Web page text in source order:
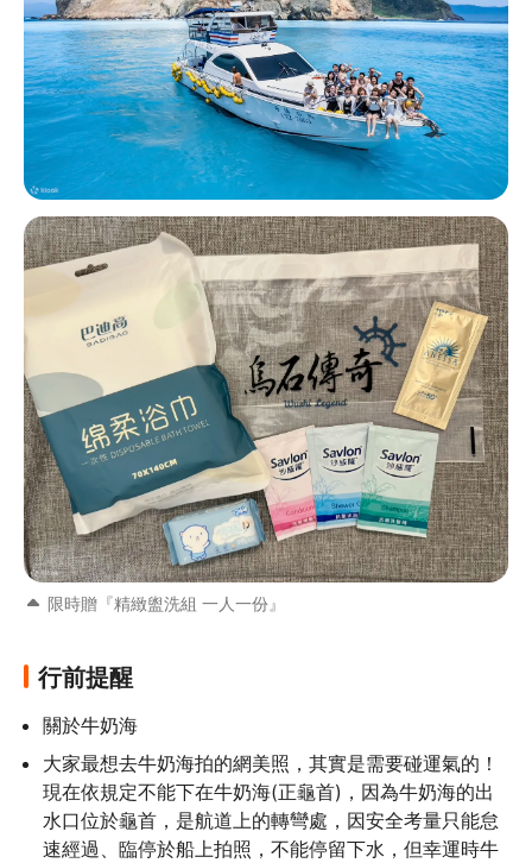
限時贈『精緻盥洗組 一人一份』
行前提醒
關於牛奶海
大家最想去牛奶海拍的網美照，其實是需要碰運氣的！
現在依規定不能下在牛奶海(正龜首)，因為牛奶海的出
水口位於龜首，是航道上的轉彎處，因安全考量只能怠
速經過、臨停於船上拍照，不能停留下水，但幸運時牛